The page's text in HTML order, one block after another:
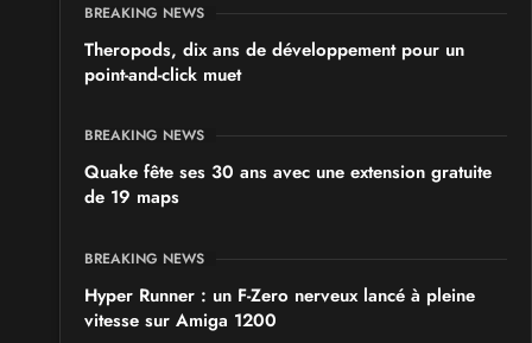
BREAKING NEWS
Theropods, dix ans de développement pour un
point-and-click muet
BREAKING NEWS
Quake fête ses 30 ans avec une extension gratuite
de 19 maps
BREAKING NEWS
Hyper Runner : un F-Zero nerveux lancé à pleine
vitesse sur Amiga 1200